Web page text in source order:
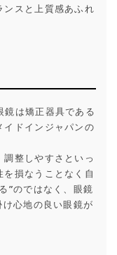
ンスと上質感あふれ
鏡は矯正器具である
イドインジャパンの
整しやすさといっ
損なうことなく自
”のではなく、眼鏡
心地の良い眼鏡が